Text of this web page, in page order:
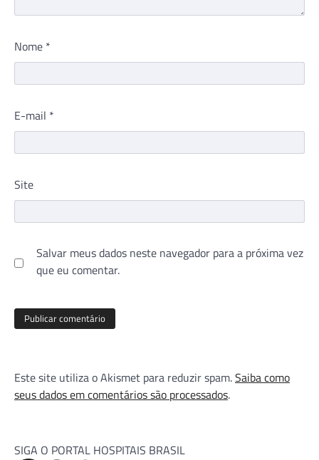
Nome *
E-mail *
Site
Salvar meus dados neste navegador para a próxima vez
que eu comentar.
Este site utiliza o Akismet para reduzir spam.Saiba como
seus dados em comentários são processados.
SIGA O PORTAL HOSPITAIS BRASIL